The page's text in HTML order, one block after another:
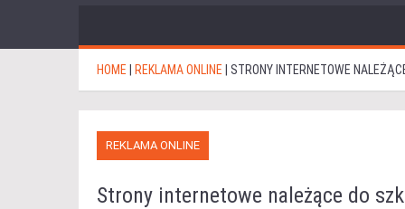
HOME REKLAMA ONLINE STRONY INTERNETOWE
REKLAMA ONLINE
Strony internetowe należące do